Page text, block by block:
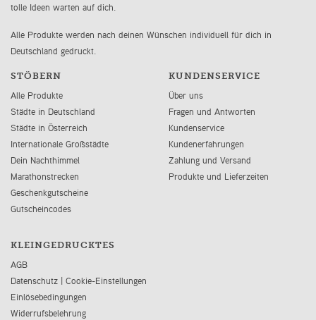
tolle Ideen warten auf dich.
Alle Produkte werden nach deinen Wünschen individuell für dich in
Deutschland gedruckt.
STÖBERN
Alle Produkte
Städte in Deutschland
Städte in Österreich
Internationale Großstädte
Dein Nachthimmel
Marathonstrecken
Geschenkgutscheine
Gutscheincodes
KUNDENSERVICE
Über uns
Fragen und Antworten
Kundenservice
Kundenerfahrungen
Zahlung und Versand
Produkte und Lieferzeiten
KLEINGEDRUCKTES
AGB
Datenschutz | Cookie-Einstellungen
Einlösebedingungen
Widerrufsbelehrung